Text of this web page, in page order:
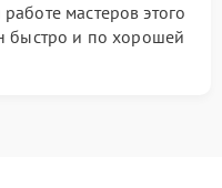
мастеров этого
быстро и по хорошей